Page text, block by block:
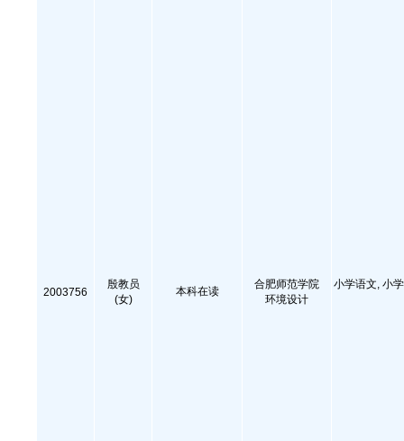
2003756
殷教员
(女)
本科在读
合肥师范学院
环境设计
小学语文, 小